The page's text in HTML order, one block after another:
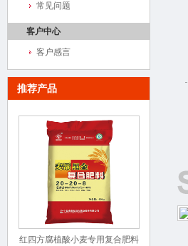
常见问题
客户中心
客户感言
推荐产品
红四方腐植酸小麦专用复合肥料